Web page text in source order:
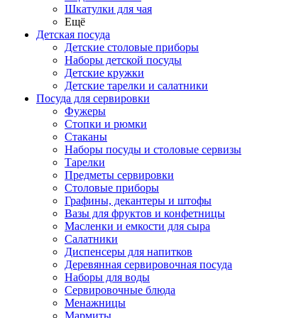
Шкатулки для чая
Ещё
Детская посуда
Детские столовые приборы
Наборы детской посуды
Детские кружки
Детские тарелки и салатники
Посуда для сервировки
Фужеры
Стопки и рюмки
Стаканы
Наборы посуды и столовые сервизы
Тарелки
Предметы сервировки
Столовые приборы
Графины, декантеры и штофы
Вазы для фруктов и конфетницы
Масленки и емкости для сыра
Салатники
Диспенсеры для напитков
Деревянная сервировочная посуда
Наборы для воды
Сервировочные блюда
Менажницы
Мармиты